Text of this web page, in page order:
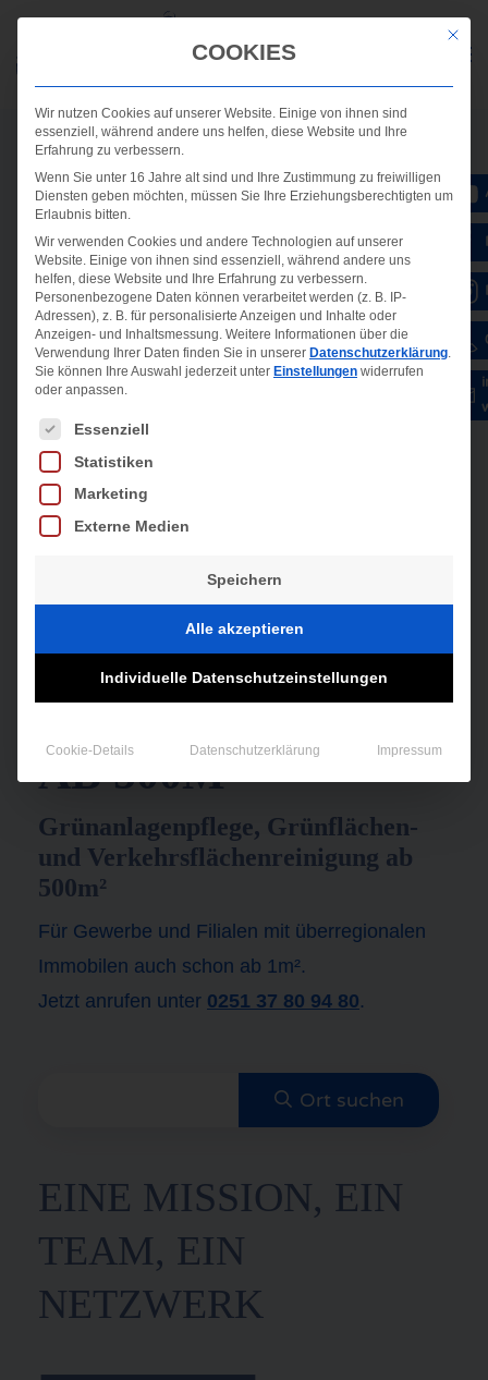
WINTERDIENST
AB 500M²
Grünanlagenpflege, Grünflächen-
und Verkehrsflächenreinigung ab
500m²
Für Gewerbe und Filialen mit überregionalen
Immobilen auch schon ab 1m².
Jetzt anrufen unter 0251 37 80 94 80.
EINE MISSION, EIN
TEAM, EIN
NETZWERK
Mit
COOKIES
Wir nutzen Cookies auf unserer Website. Einige von ihnen sind
essenziell, während andere uns helfen, diese Website und Ihre
Erfahrung zu verbessern.
Wenn Sie unter 16 Jahre alt sind und Ihre Zustimmung zu freiwilligen
Diensten geben möchten, müssen Sie Ihre Erziehungsberechtigten um
Erlaubnis bitten.
Wir verwenden Cookies und andere Technologien auf unserer
Website. Einige von ihnen sind essenziell, während andere uns
helfen, diese Website und Ihre Erfahrung zu verbessern.
Personenbezogene Daten können verarbeitet werden (z. B. IP-
Adressen), z. B. für personalisierte Anzeigen und Inhalte oder
Anzeigen- und Inhaltsmessung. Weitere Informationen über die
Verwendung Ihrer Daten finden Sie in unserer Datenschutzerklärung.
Sie können Ihre Auswahl jederzeit unter Einstellungen widerrufen
oder anpassen.
Es folgt eine Liste der Service-Gruppen, für die
Essenziell
Statistiken
Marketing
Externe Medien
Speichern
Alle akzeptieren
Individuelle Datenschutzeinstellungen
Cookie-Details Datenschutzerklärung Impressum